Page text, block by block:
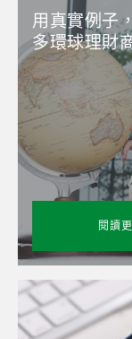
用真實例子
多環球理財
閱讀